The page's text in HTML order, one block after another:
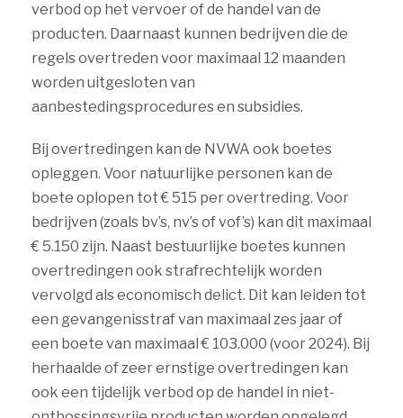
verbod op het vervoer of de handel van de
producten. Daarnaast kunnen bedrijven die de
regels overtreden voor maximaal 12 maanden
worden uitgesloten van
aanbestedingsprocedures en subsidies.
Bij overtredingen kan de NVWA ook boetes
opleggen. Voor natuurlijke personen kan de
boete oplopen tot € 515 per overtreding. Voor
bedrijven (zoals bv’s, nv’s of vof’s) kan dit maximaal
€ 5.150 zijn. Naast bestuurlijke boetes kunnen
overtredingen ook strafrechtelijk worden
vervolgd als economisch delict. Dit kan leiden tot
een gevangenisstraf van maximaal zes jaar of
een boete van maximaal € 103.000 (voor 2024). Bij
herhaalde of zeer ernstige overtredingen kan
ook een tijdelijk verbod op de handel in niet-